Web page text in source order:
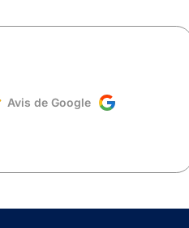
Avis de Google